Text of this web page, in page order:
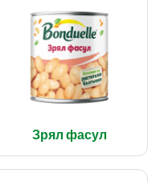
Зрял фасул